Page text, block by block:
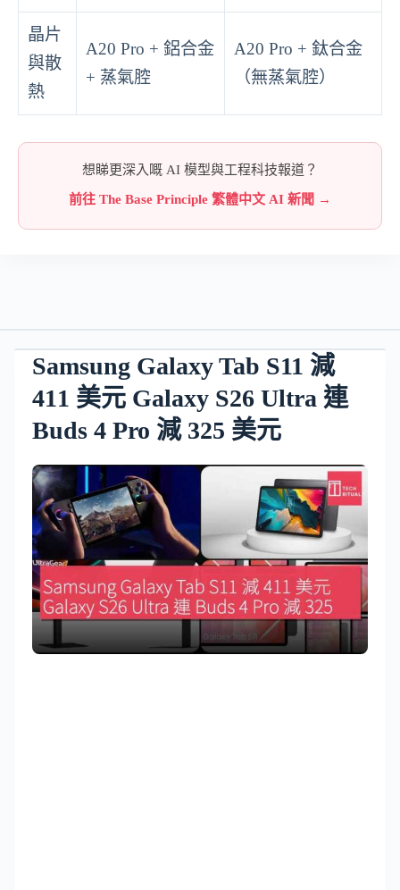
晶片
與散
熱
A20 Pro + 鋁合金
+ 蒸氣腔
A20 Pro + 鈦合金
（無蒸氣腔）
想睇更深入嘅 AI 模型與工程科技報道？
前往 The Base Principle 繁體中文 AI 新聞 →
Samsung Galaxy Tab S11 減
411 美元 Galaxy S26 Ultra 連
Buds 4 Pro 減 325 美元